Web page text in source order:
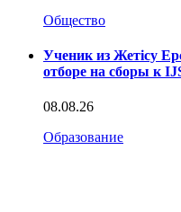
Общество
Ученик из Жетісу
отборе на сборы к
08.08.26
Образование